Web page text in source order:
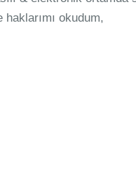
okudum,